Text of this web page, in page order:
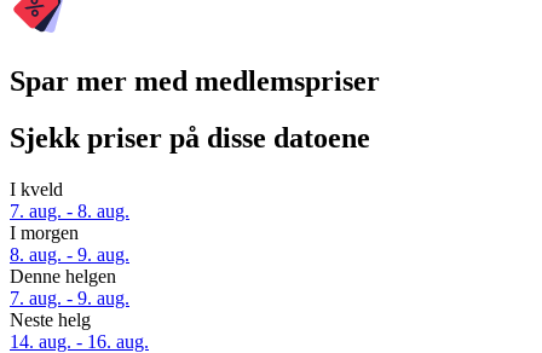
Spar mer med medlemspriser
Sjekk priser på disse datoene
I kveld
7. aug. - 8. aug.
I morgen
8. aug. - 9. aug.
Denne helgen
7. aug. - 9. aug.
Neste helg
14. aug. - 16. aug.